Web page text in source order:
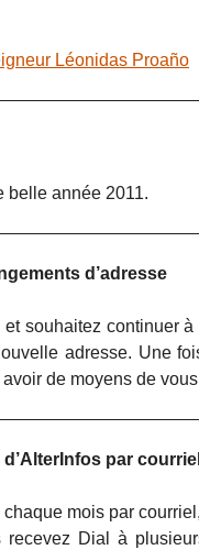
Léonidas Proaño
belle année 2011.
d’adresse
souhaitez continuer
adresse. Une
de moyens de
par courriel
mois par
recevez Dial à